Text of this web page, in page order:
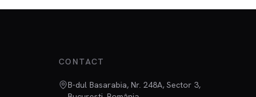
CONTACT
B-dul Basarabia, Nr. 248A, Sector 3,